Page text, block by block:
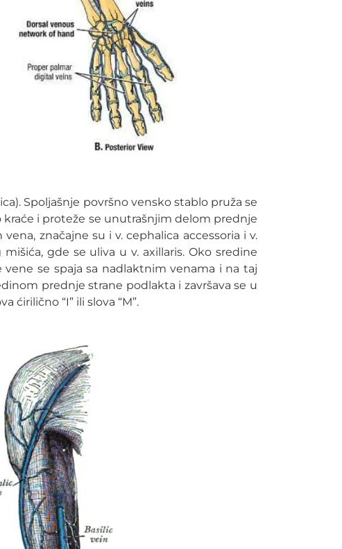
Spoljašnje površno vensko stablo pruža se
i proteže se unutrašnjim delom prednje
značajne su i v. cephalica accessoria i v.
gde se uliva u v. axillaris. Oko sredine
se spaja sa nadlaktnim venama i na taj
prednje strane podlakta i završava se u
“I” ili slova “M”.